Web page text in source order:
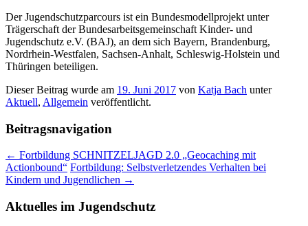
Der Jugendschutzparcours ist ein Bundesmodellprojekt unter
Trägerschaft der Bundesarbeitsgemeinschaft Kinder- und
Jugendschutz e.V. (BAJ), an dem sich Bayern, Brandenburg,
Nordrhein-Westfalen, Sachsen-Anhalt, Schleswig-Holstein und
Thüringen beteiligen.
Dieser Beitrag wurde am 19. Juni 2017 von Katja Bach unter
Aktuell, Allgemein veröffentlicht.
Beitragsnavigation
← Fortbildung SCHNITZELJAGD 2.0 „Geocaching mit
Actionbound“ Fortbildung: Selbstverletzendes Verhalten bei
Kindern und Jugendlichen →
Aktuelles im Jugendschutz